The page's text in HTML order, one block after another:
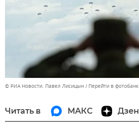
© РИА Новости. Павел Лисицын Перейти в фотобанк
Читать в МАКС Дзен